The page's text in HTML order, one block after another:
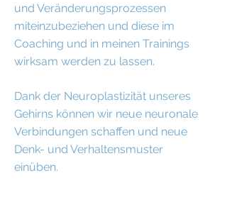
und Veränderungsprozessen
miteinzubeziehen und diese im
Coaching und in meinen Trainings
wirksam werden zu lassen.
Dank der Neuroplastizität unseres
Gehirns können wir neue neuronale
Verbindungen schaffen und neue
Denk- und Verhaltensmuster
einüben.